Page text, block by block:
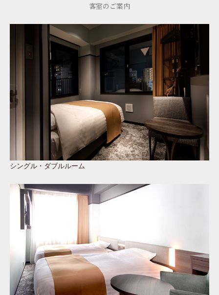
客室のご案内
シングル・ダブルルーム